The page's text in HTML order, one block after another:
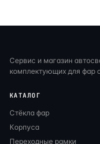
Сервис и магазин
комплектующих для фар
КАТАЛОГ
Стёкла фар
Корпуса
Переходные рамки